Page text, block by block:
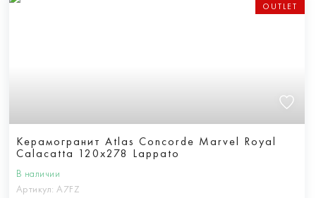
OUTLET
Керамогранит Atlas Concorde Marvel Royal
Calacatta 120x278 Lappato
В наличии
Артикул: A7FZ